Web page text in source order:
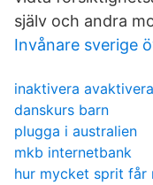
själv och andra
Invånare sverige
inaktivera avaktivera
danskurs barn
plugga i australien
mkb internetbank
hur mycket sprit får